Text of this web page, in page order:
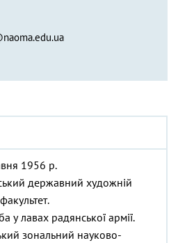
1956 р.
державний художній
у лавах радянської армії.
зональний науково-